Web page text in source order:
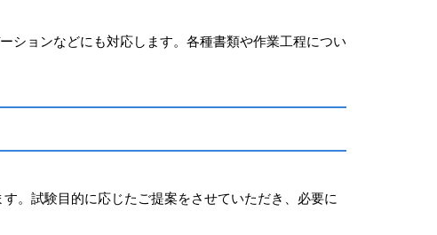
ションなどにも対応します。各種書類や作業工程につい
。試験目的に応じたご提案をさせていただき、必要に